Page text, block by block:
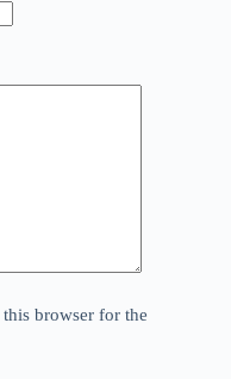
browser for the